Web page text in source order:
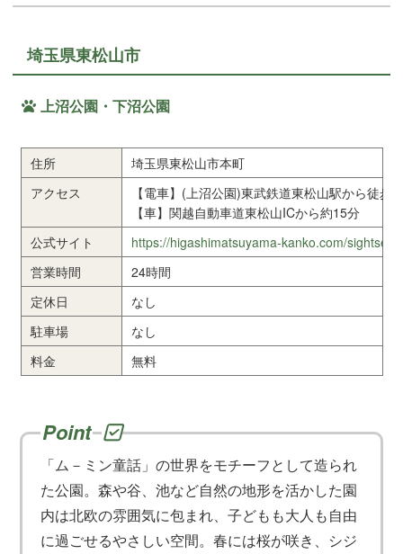
埼玉県東松山市
上沼公園・下沼公園
住所
埼玉県東松山市本町
アクセス
【電車】(上沼公園)東武鉄道東松山駅から徒
【車】関越自動車道東松山ICから約15分
公式サイト
https://higashimatsuyama-kanko.com/
営業時間
24時間
定休日
なし
駐車場
なし
料金
無料
「ム－ミン童話」の世界をモチーフとして造られ
た公園。森や谷、池など自然の地形を活かした園
内は北欧の雰囲気に包まれ、子どもも大人も自由
に過ごせるやさしい空間。春には桜が咲き、シジ